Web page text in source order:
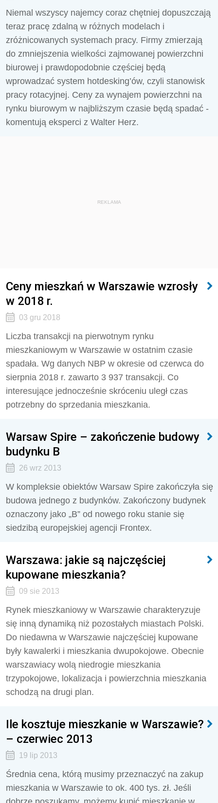
Niemal wszyscy najemcy coraz chętniej dopuszczają
teraz pracę zdalną w różnych modelach i
zróżnicowanych systemach pracy. Firmy zmierzają
do zmniejszenia wielkości zajmowanej powierzchni
biurowej i prawdopodobnie częściej będą
wprowadzać system hotdesking’ów, czyli stanowisk
pracy rotacyjnej. Ceny za wynajem powierzchni na
rynku biurowym w najbliższym czasie będą spadać -
komentują eksperci z Walter Herz.
REKLAMA
Ceny mieszkań w Warszawie wzrosły
w 2018 r.
03 gru 2018
Liczba transakcji na pierwotnym rynku
mieszkaniowym w Warszawie w ostatnim czasie
spadała. Wg danych NBP w okresie od czerwca do
sierpnia 2018 r. zawarto 3 937 transakcji. Co
interesujące jednocześnie skróceniu uległ czas
potrzebny do sprzedania mieszkania.
Warsaw Spire – zakończenie budowy
budynku B
26 wrz 2013
W kompleksie obiektów Warsaw Spire zakończyła się
budowa jednego z budynków. Zakończony budynek
oznaczony jako „B” od nowego roku stanie się
siedzibą europejskiej agencji Frontex.
Warszawa: jakie są najczęściej
kupowane mieszkania?
09 sie 2013
Rynek mieszkaniowy w Warszawie charakteryzuje
się inną dynamiką niż pozostałych miastach Polski.
Do niedawna w Warszawie najczęściej kupowane
były kawalerki i mieszkania dwupokojowe. Obecnie
warszawiacy wolą niedrogie mieszkania
trzypokojowe, lokalizacja i powierzchnia mieszkania
schodzą na drugi plan.
Ile kosztuje mieszkanie w Warszawie?
– czerwiec 2013
19 lip 2013
Średnia cena, którą musimy przeznaczyć na zakup
mieszkania w Warszawie to ok. 400 tys. zł. Jeśli